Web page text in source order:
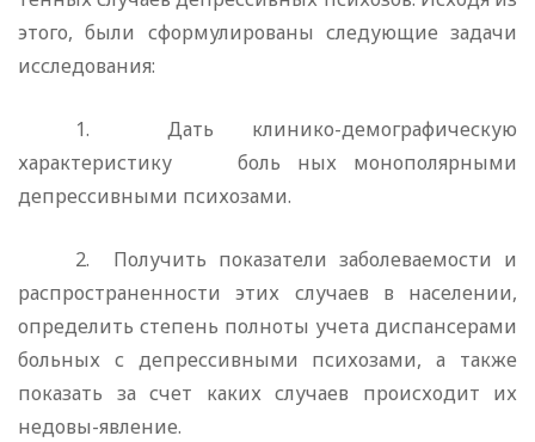
этого, бы­ли сформулированы следующие задачи
исследования:
1.
Дать клинико-демографическую
характеристику
боль ных монополярными
депрессивными психозами.
2.
Получить показатели заболеваемости и
распространен­ности этих случаев в населении,
определить степень полноты учета диспансерами
больных с депрессивными психозами, а также
показать за счет каких случаев происходит их
недовы-явление.